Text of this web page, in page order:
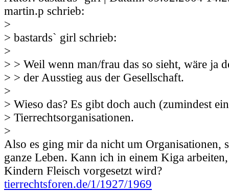
martin.p schrieb:
>
> bastards` girl schrieb:
>
> > Weil wenn man/frau das so sieht, wäre ja
> > der Ausstieg aus der Gesellschaft.
>
> Wieso das? Es gibt doch auch (zumindest
> Tierrechtsorganisationen.
>
Also es ging mir da nicht um Organisationen,
ganze Leben. Kann ich in einem Kiga
Kindern Fleisch vorgesetzt wird?
tierrechtsforen.de/1/1927/1969